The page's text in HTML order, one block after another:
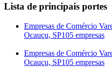
Lista de principais portes
Empresas de Comércio
Ocauçu, SP105 empresas
Empresas de Comércio
Ocauçu, SP105 empresas